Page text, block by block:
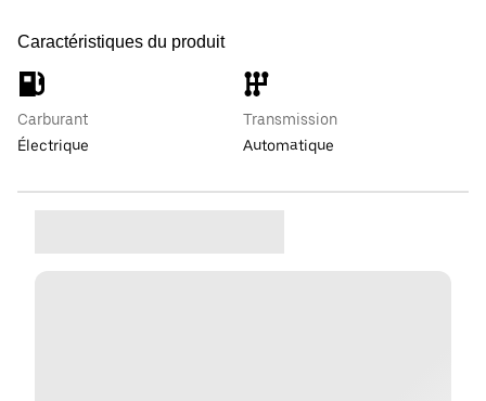
Caractéristiques du produit
Carburant
Électrique
Transmission
Automatique